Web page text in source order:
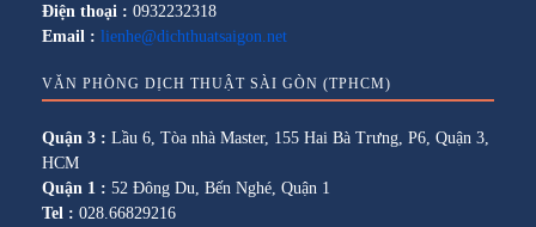
Điện thoại : 0932232318
Email : lienhe@dichthuatsaigon.net
VĂN PHÒNG DỊCH THUẬT SÀI GÒN (TPHCM)
Quận 3 : Lầu 6, Tòa nhà Master, 155 Hai Bà Trưng, P6, Quận 3,
HCM
Quận 1 : 52 Đông Du, Bến Nghé, Quận 1
Tel : 028.66829216